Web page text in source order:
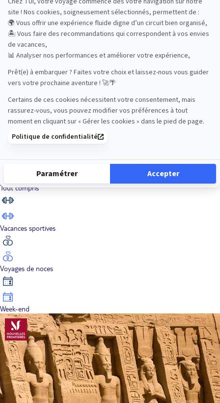
Road Trips
Sénior
Tout compris
Vacances sportives
Voyages de noces
Week-end